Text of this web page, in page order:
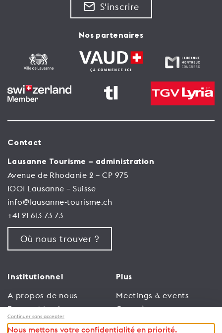
S'inscrire
Nos partenaires
Contact
Lausanne Tourisme – administration
Avenue de Rhodanie 2 – CP 975
1001 Lausanne – Suisse
info@lausanne-tourisme.ch
+41 21 613 73 73
Où nous trouver ?
Institutionnel
A propos de nous
Espace Membres
Emploi
Plus
Meetings & events
Congrès
Trade
Continuer sans accepter
Nous mettons votre confidentialité en priorité.